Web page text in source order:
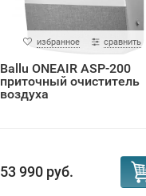
избранное сравнить
Ballu ONEAIR ASP-200
приточный очиститель
воздуха
53 990 руб.